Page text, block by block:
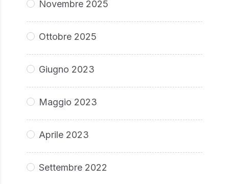
Novembre 2025
Ottobre 2025
Giugno 2023
Maggio 2023
Aprile 2023
Settembre 2022